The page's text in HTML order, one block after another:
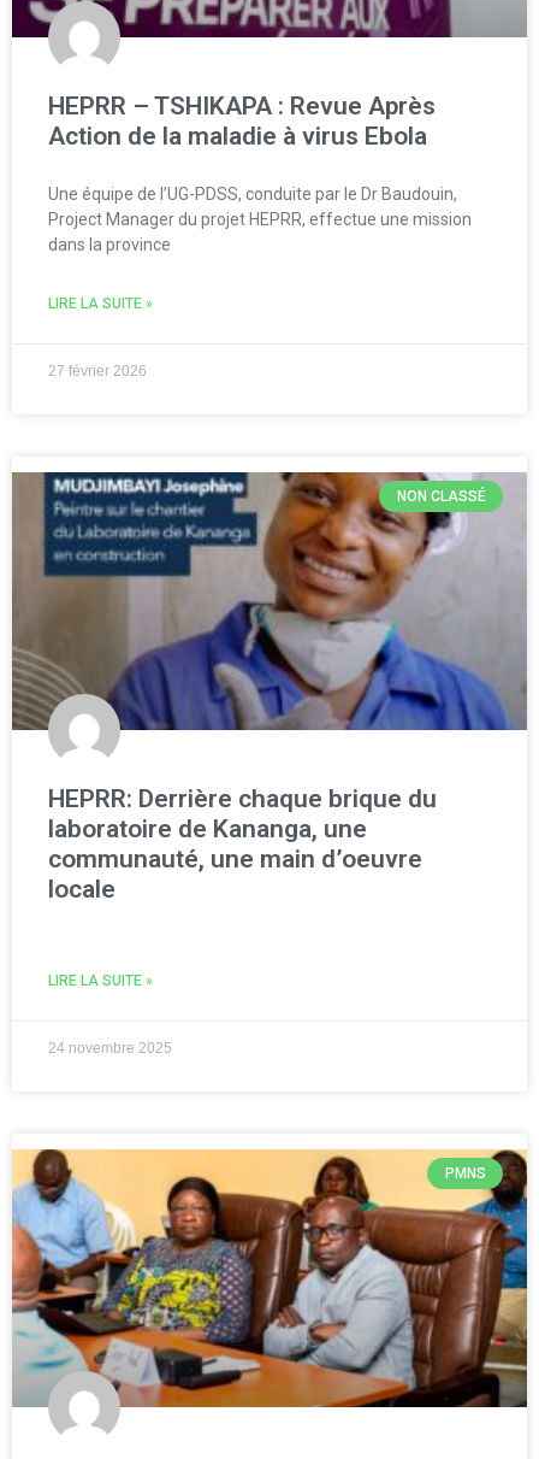
HEPRR – TSHIKAPA : Revue Après
Action de la maladie à virus Ebola
Une équipe de l’UG-PDSS, conduite par le Dr Baudouin,
Project Manager du projet HEPRR, effectue une mission
dans la province
LIRE LA SUITE »
27 février 2026
NON CLASSÉ
HEPRR: Derrière chaque brique du
laboratoire de Kananga, une
communauté, une main d’oeuvre
locale
LIRE LA SUITE »
24 novembre 2025
PMNS